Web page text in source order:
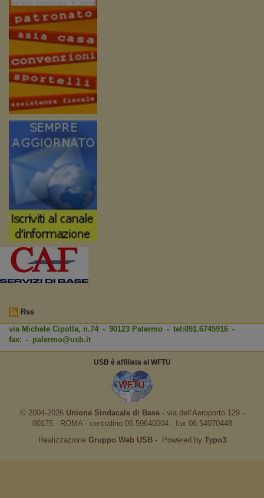
Rss
via Michele Cipolla, n.74 - 90123 Palermo - tel:091.6745916 -
fax: - palermo@usb.it
USB è affiliata al WFTU
© 2004-2026 Unione Sindacale di Base‐ via dell'Aeroporto 129 -
00175 - ROMA - centralino 06.59640004 - fax 06.54070448
Realizzazione Gruppo Web USB‐ Powered by Typo3